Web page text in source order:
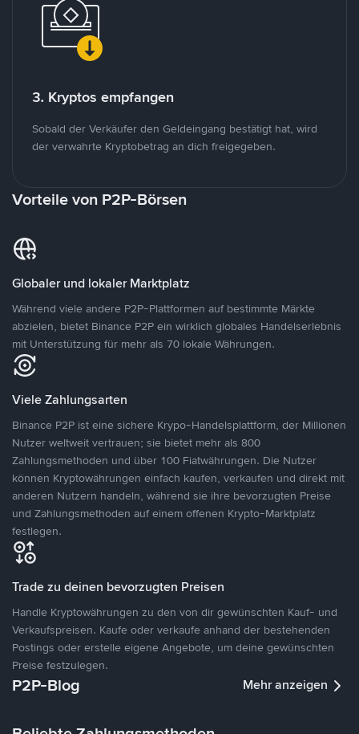
3. Kryptos empfangen
Sobald der Verkäufer den Geldeingang bestätigt hat, wird
der verwahrte Kryptobetrag an dich freigegeben.
Vorteile von P2P-Börsen
Globaler und lokaler Marktplatz
Während viele andere P2P-Plattformen auf bestimmte Märkte
abzielen, bietet Binance P2P ein wirklich globales Handelserlebnis
mit Unterstützung für mehr als 70 lokale Währungen.
Viele Zahlungsarten
Binance P2P ist eine sichere Krypo-Handelsplattform, der Millionen
Nutzer weltweit vertrauen; sie bietet mehr als 800
Zahlungsmethoden und über 100 Fiatwährungen. Die Nutzer
können Kryptowährungen einfach kaufen, verkaufen und direkt mit
anderen Nutzern handeln, während sie ihre bevorzugten Preise
und Zahlungsmethoden auf einem offenen Krypto-Marktplatz
festlegen.
Trade zu deinen bevorzugten Preisen
Handle Kryptowährungen zu den von dir gewünschten Kauf- und
Verkaufspreisen. Kaufe oder verkaufe anhand der bestehenden
Postings oder erstelle eigene Angebote, um deine gewünschten
Preise festzulegen.
P2P-Blog Mehr anzeigen